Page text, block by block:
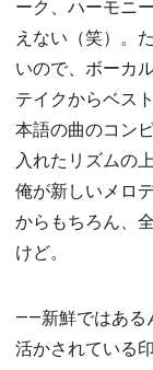
ーク、ハーモニ
えない（笑）。
いので、ボーカ
テイクからベス
本語の曲のコン
入れたリズムの
俺が新しいメロ
からもちろん、
けど。
――新鮮ではある
活かされている